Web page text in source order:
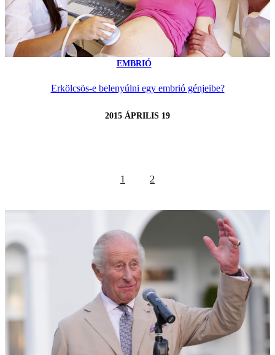
EMBRIÓ
Erkölcsös-e belenyúlni egy embrió génjeibe?
2015 ÁPRILIS 19
1 2